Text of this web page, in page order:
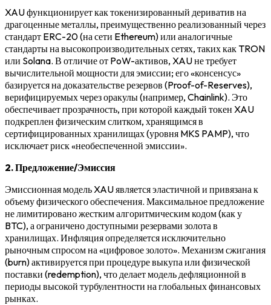
XAU функционирует как токенизированный дериватив на
драгоценные металлы, преимущественно реализованный через
стандарт ERC-20 (на сети Ethereum) или аналогичные
стандарты на высокопроизводительных сетях, таких как TRON
или Solana. В отличие от PoW-активов, XAU не требует
вычислительной мощности для эмиссии; его «консенсус»
базируется на доказательстве резервов (Proof-of-Reserves),
верифицируемых через оракулы (например, Chainlink). Это
обеспечивает прозрачность, при которой каждый токен XAU
подкреплен физическим слитком, хранящимся в
сертифицированных хранилищах (уровня MKS PAMP), что
исключает риск «необеспеченной эмиссии».
2. Предложение/Эмиссия
Эмиссионная модель XAU является эластичной и привязана к
объему физического обеспечения. Максимальное предложение
не лимитировано жестким алгоритмическим кодом (как у
BTC), а ограничено доступными резервами золота в
хранилищах. Инфляция определяется исключительно
рыночным спросом на «цифровое золото». Механизм сжигания
(burn) активируется при процедуре выкупа или физической
поставки (redemption), что делает модель дефляционной в
периоды высокой турбулентности на глобальных финансовых
рынках.